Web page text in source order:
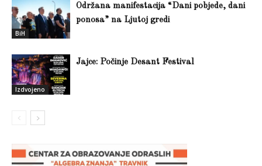
BiH
Održana manifestacija “Dani pobjede, dani
ponosa” na Ljutoj gredi
Izdvojeno
Jajce: Počinje Desant Festival